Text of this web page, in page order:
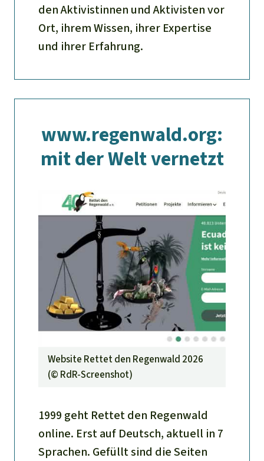
den Aktivistinnen und Aktivisten vor
Ort, ihrem Wissen, ihrer Expertise
und ihrer Erfahrung.
www.regenwald.org:
mit der Welt vernetzt
Website Rettet den Regenwald 2026
(© RdR-Screenshot)
1999 geht Rettet den Regenwald
online. Erst auf Deutsch, aktuell in 7
Sprachen. Gefüllt sind die Seiten